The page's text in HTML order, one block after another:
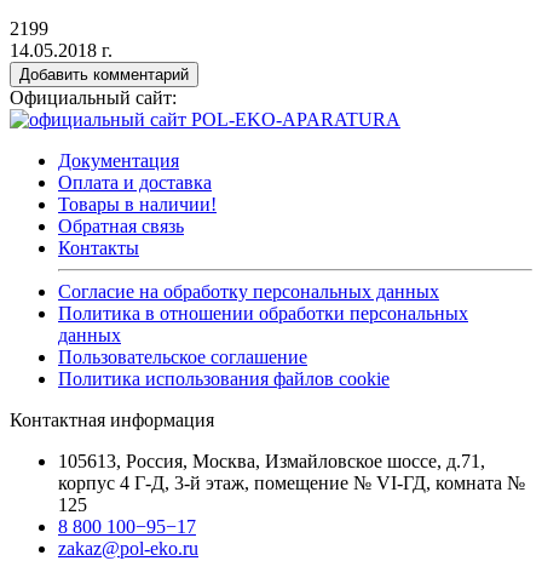
2199
14.05.2018 г.
Добавить комментарий
Официальный сайт:
Документация
Оплата и доставка
Товары в наличии!
Обратная связь
Контакты
Согласие на обработку персональных данных
Политика в отношении обработки персональных
данных
Пользовательское соглашение
Политика использования файлов cookie
Контактная информация
105613, Россия, Москва, Измайловское шоссе, д.71,
корпус 4 Г-Д, 3-й этаж, помещение № VI-ГД, комната №
125
8 800 100−95−17
zakaz@pol-eko.ru